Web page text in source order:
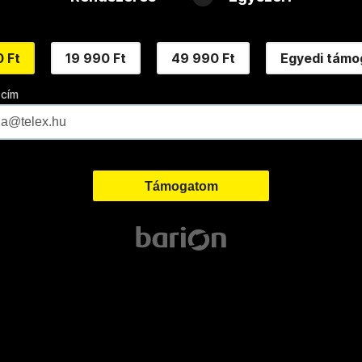
Ft 19 990 Ft 49 990 Ft Egyedi